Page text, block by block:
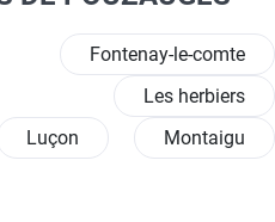
Fontenay-le-comte
Les herbiers
Luçon
Montaigu